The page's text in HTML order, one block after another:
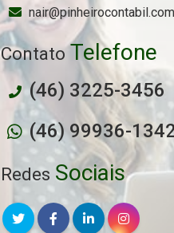
Contato Telefone
(46) 3225-3456
(46) 99936-
Redes Sociais